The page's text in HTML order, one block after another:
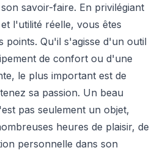
savoir-faire. En privilégiant
l'utilité réelle, vous êtes
points. Qu'il s'agisse d'un outil
de confort ou d'une
le plus important est de
sa passion. Un beau
pas seulement un objet,
heures de plaisir, de
personnelle dans son